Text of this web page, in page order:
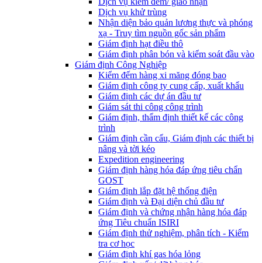
Dịch vụ khử trùng
Nhận diện bảo quản lương thực và phóng
xạ - Truy tìm nguồn gốc sản phẩm
Giám định hạt điều thô
Giám định phân bón và kiểm soát đầu vào
Giám định Công Nghiệp
Kiểm đếm hàng xi măng đóng bao
Giám định công ty cung cấp, xuất khẩu
Giám định các dự án đầu tư
Giám sát thi công công trình
Giám định, thẩm định thiết kế các công
trình
Giám định cần cẩu, Giám định các thiết bị
nâng và tời kéo
Expedition engineering
Giám định hàng hóa đáp ứng tiêu chẩn
GOST
Giám định lắp đặt hệ thống điện
Giám định và Đại diện chủ đầu tư
Giám định và chứng nhận hàng hóa đáp
ứng Tiêu chuẩn ISIRI
Giám định thử nghiệm, phân tích - Kiểm
tra cơ học
Giám định khí gas hóa lỏng